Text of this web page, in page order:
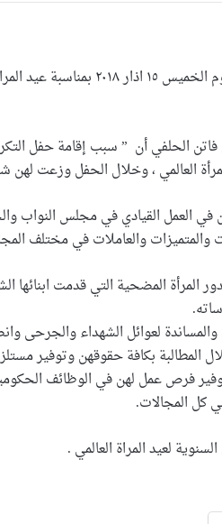
احتفلت المفوضية العليا
الحلفي أن ” سبب إقامة حفل
العالمي ، وخلال الحفل وزعت
القيادي في مجلس النواب
والمتميزات والعاملات في مختلف
المرأة المضحية التي قدمت
لعوائل الشهداء والجرحى
بكافة حقوقهن وتوفير
فرص عمل لهن في الوظائف
كل المجالات.
لعيد المراة العالمي .